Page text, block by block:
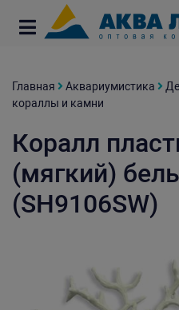
Главная Аквариумистика
кораллы и камни
Коралл
(мягкий)
(SH9106SW)